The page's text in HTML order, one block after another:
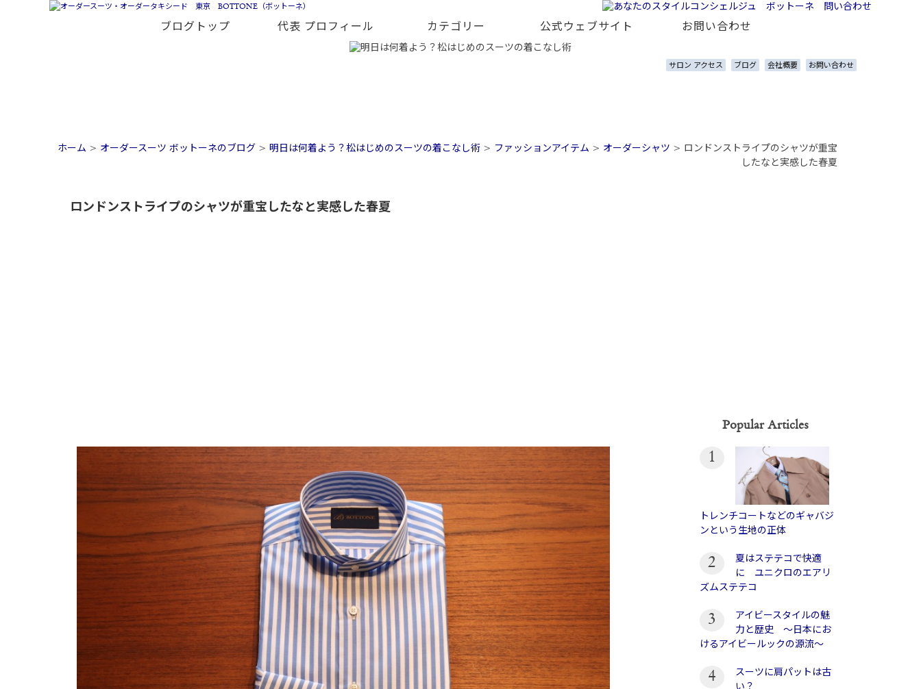
ブログトップ 代表 プロフィール カテゴリー 公式ウェブサイト お問い合わせ
サロン アクセス ブログ 会社概要 お問い合わせ
ホーム > オーダースーツ ボットーネのブログ > 明日は何着よう？松はじめのスーツの着こなし術 > ファッションアイテム > オーダーシャツ >
ロンドンストライプのシャツが重宝
したなと実感した春夏
ロンドンストライプのシャツが重宝したなと実感した春夏
Popular Articles
1
トレンチコートなどのギャバジ
ンという生地の正体
2
夏はステテコで快適
に ユニクロのエアリ
ズムステテコ
3
アイビースタイルの魅
力と歴史 〜日本にお
けるアイビールックの源流〜
4
スーツに肩パットは古